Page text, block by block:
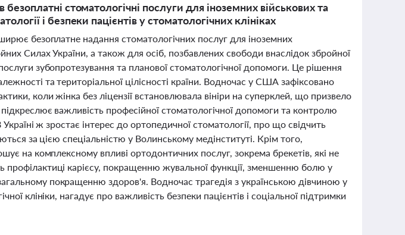
безоплатні стоматологічні послуги для іноземних військових та
і безпеки пацієнтів у стоматологічних клініках
безоплатне надання стоматологічних послуг для іноземних
Силах України, а також для осіб, позбавлених свободи внаслідок збройної
зубопротезування та планової стоматологічної допомоги. Це рішення
та територіальної цілісності країни. Водночас у США зафіксовано
коли жінка без ліцензії встановлювала вініри на суперклей, що призвело
важливість професійної стоматологічної допомоги та контролю
Україні ж зростає інтерес до ортопедичної стоматології, про що свідчить
за цією спеціальністю у Волинському медінституті. Крім того,
на комплексному впливі ортодонтичних послуг, зокрема брекетів, які не
карієсу, покращенню жувальної функції, зменшенню болю у
покращенню здоров'я. Водночас трагедія з українською дівчиною у
клініки, нагадує про важливість безпеки пацієнтів і соціальної підтримки